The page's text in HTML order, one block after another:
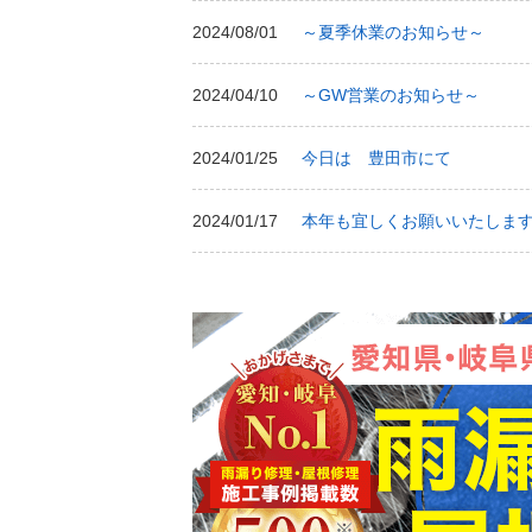
2024/08/01 ～夏季休業のお知らせ～
2024/04/10 ～GW営業のお知らせ～
2024/01/25 今日は 豊田市にて
2024/01/17 本年も宜しくお願いいたしま